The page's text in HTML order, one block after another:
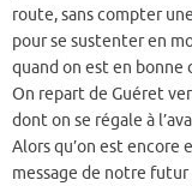
route, sans compter
pour se sustenter en
quand on est en bonne
On repart de Guéret
dont on se régale à
Alors qu’on est encore
message de notre